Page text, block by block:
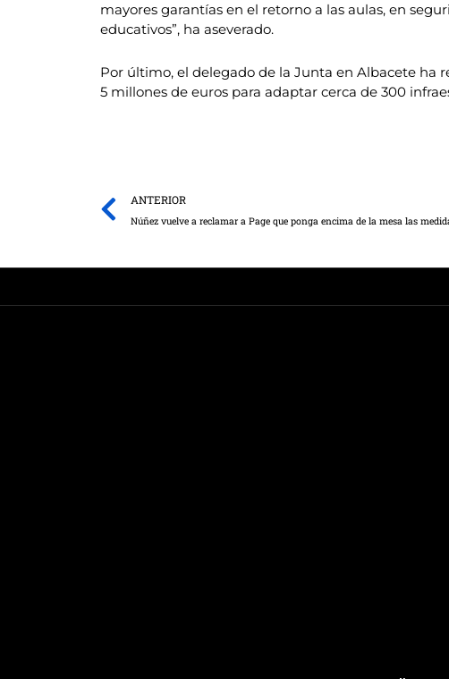
mayores garantías en el retorno a las aulas, en
educativos”, ha aseverado.
Por último, el delegado de la Junta en Albacete ha
5 millones de euros para adaptar cerca de 300
Prev
ANTERIOR